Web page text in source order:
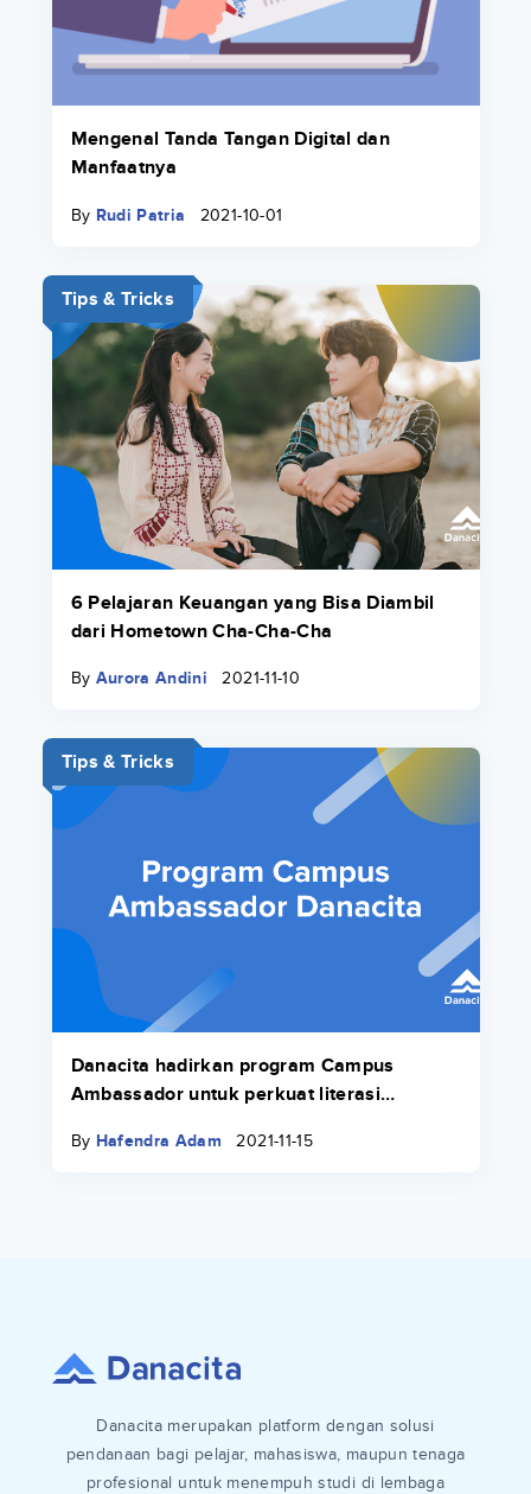
Mengenal Tanda Tangan Digital dan
Manfaatnya
By Rudi Patria 2021-10-01
Tips & Tricks
6 Pelajaran Keuangan yang Bisa Diambil
dari Hometown Cha-Cha-Cha
By Aurora Andini 2021-11-10
Tips & Tricks
Danacita hadirkan program Campus
Ambassador untuk perkuat literasi
By Hafendra Adam 2021-11-15
Danacita merupakan platform dengan solusi
pendanaan bagi pelajar, mahasiswa, maupun tenaga
profesional untuk menempuh studi di lembaga